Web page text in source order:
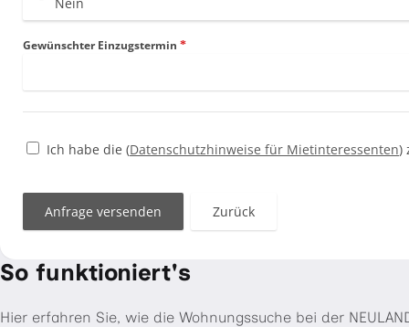
So funktioniert's
Hier erfahren Sie, wie die Wohnungssuche bei der